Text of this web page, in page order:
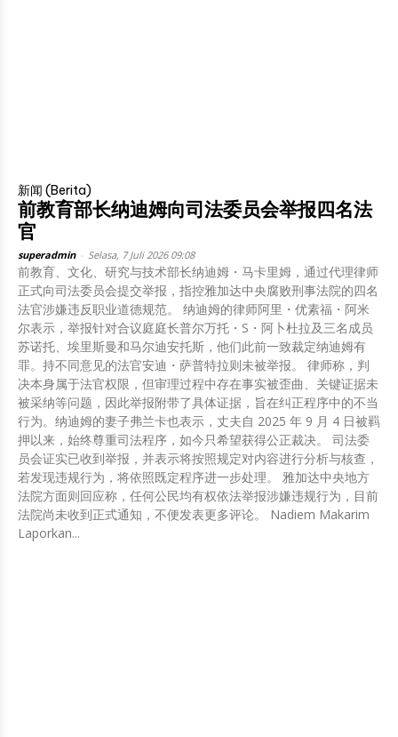
新闻 (Berita)
前教育部长纳迪姆向司法委员会举报四名法
官
superadmin Selasa, 7 Juli 2026 09:08
前教育、文化、研究与技术部长纳迪姆・马卡里姆，通过代理律师
正式向司法委员会提交举报，指控雅加达中央腐败刑事法院的四名
法官涉嫌违反职业道德规范。 纳迪姆的律师阿里・优素福・阿米
尔表示，举报针对合议庭庭长普尔万托・S・阿卜杜拉及三名成员
苏诺托、埃里斯曼和马尔迪安托斯，他们此前一致裁定纳迪姆有
罪。持不同意见的法官安迪・萨普特拉则未被举报。 律师称，判
决本身属于法官权限，但审理过程中存在事实被歪曲、关键证据未
被采纳等问题，因此举报附带了具体证据，旨在纠正程序中的不当
行为。纳迪姆的妻子弗兰卡也表示，丈夫自 2025 年 9 月 4 日被羁
押以来，始终尊重司法程序，如今只希望获得公正裁决。 司法委
员会证实已收到举报，并表示将按照规定对内容进行分析与核查，
若发现违规行为，将依照既定程序进一步处理。 雅加达中央地方
法院方面则回应称，任何公民均有权依法举报涉嫌违规行为，目前
法院尚未收到正式通知，不便发表更多评论。 Nadiem Makarim
Laporkan...